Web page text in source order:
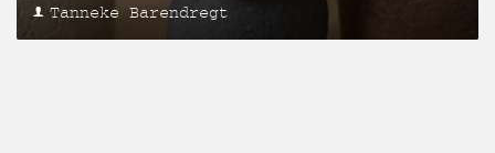
Tanneke Barendregt